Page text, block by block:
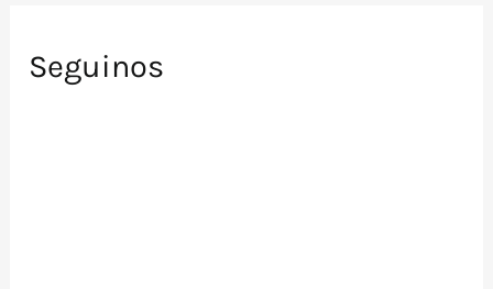
Seguinos